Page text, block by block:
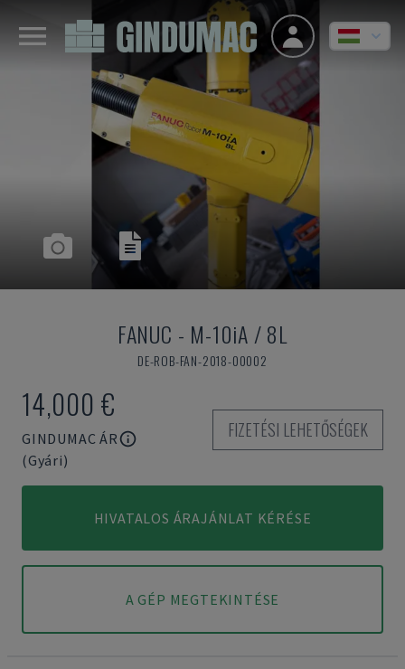
FANUC - M-10iA / 8L
DE-ROB-FAN-2018-00002
14,000 €
GINDUMAC ÁR
(Gyári)
FIZETÉSI LEHETŐSÉGEK
HIVATALOS ÁRAJÁNLAT KÉRÉSE
A GÉP MEGTEKINTÉSE